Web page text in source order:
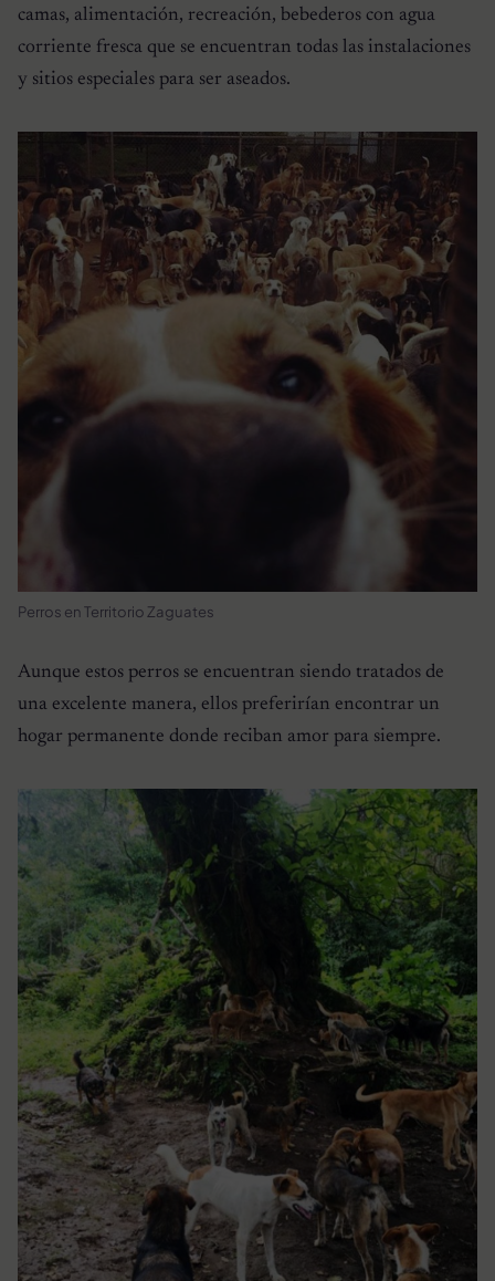
camas, alimentación, recreación, bebederos con agua
corriente fresca que se encuentran todas las instalaciones
y sitios especiales para ser aseados.
Perros en Territorio Zaguates
Aunque estos perros se encuentran siendo tratados de
una excelente manera, ellos preferirían encontrar un
hogar permanente donde reciban amor para siempre.